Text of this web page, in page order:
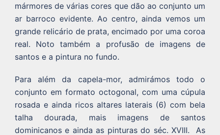
mármores de várias cores que dão ao conjunto um
ar barroco evidente. Ao centro, ainda vemos um
grande relicário de prata, encimado por uma coroa
real. Noto também a profusão de imagens de
santos e a pintura no fundo.
Para além da capela-mor, admirámos todo o
conjunto em formato octogonal, com uma cúpula
rosada e ainda ricos altares laterais (6) com bela
talha dourada, mais imagens de santos
dominicanos e ainda as pinturas do séc. XVIII. As